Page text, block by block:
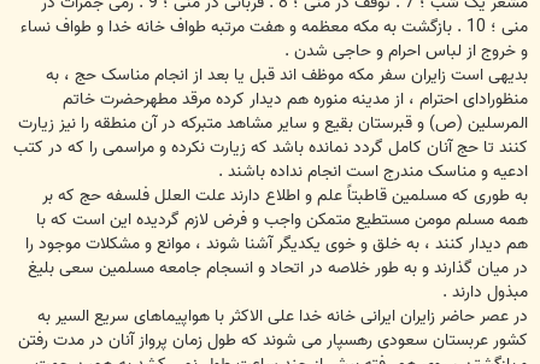
منی ؛ 10 . بازگشت به مکه معظمه و هفت مرتبه طواف خانه خدا و طواف نساء
و خروج از لباس احرام و حاجی شدن .
بدیهی است زایران سفر مکه موظف اند قبل یا بعد از انجام مناسک حج ، به
منظورادای احترام ، از مدینه منوره هم دیدار کرده مرقد مطهرحضرت خاتم
المرسلین (ص) و قبرستان بقیع و سایر مشاهد متبرکه در آن منطقه را نیز زیارت
کنند تا حج آنان کامل گردد نمانده باشد که زیارت نکرده و مراسمی را که در کتب
ادعیه و مناسک مندرج است انجام نداده باشند .
به طوری که مسلمین قاطبتاً علم و اطلاع دارند علت العلل فلسفه حج که بر
همه مسلم مومن مستطیع متمکن واجب و فرض لازم گردیده این است که با
هم دیدار کنند ، به خلق و خوی یکدیگر آشنا شوند ، موانع و مشکلات موجود را
در میان گذارند و به طور خلاصه در اتحاد و انسجام جامعه مسلمین سعی بلیغ
مبذول دارند .
در عصر حاضر زایران ایرانی خانه خدا علی الاکثر با هواپیماهای سریع السیر به
کشور عربستان سعودی رهسپار می شوند که طول زمان پرواز آنان در مدت رفتن